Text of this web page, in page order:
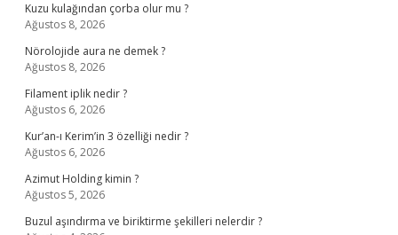
Kuzu kulağından çorba olur mu ?
Ağustos 8, 2026
Nörolojide aura ne demek ?
Ağustos 8, 2026
Filament iplik nedir ?
Ağustos 6, 2026
Kur’an-ı Kerim’in 3 özelliği nedir ?
Ağustos 6, 2026
Azimut Holding kimin ?
Ağustos 5, 2026
Buzul aşındırma ve biriktirme şekilleri nelerdir ?